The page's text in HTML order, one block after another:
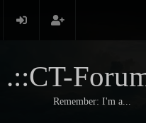
.::CT-
Remember: I'm a...